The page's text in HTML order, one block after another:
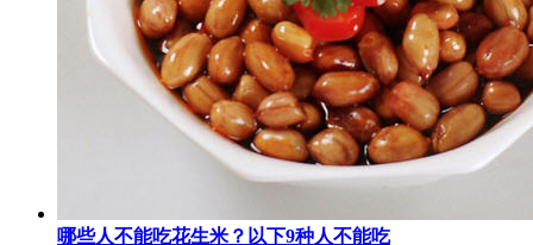
哪些人不能吃花生米？以下9种人不能吃